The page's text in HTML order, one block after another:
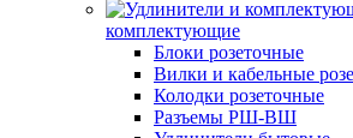
комплектующие
Блоки розеточные
Вилки и кабельные
Колодки розеточные
Разъемы РШ-ВШ